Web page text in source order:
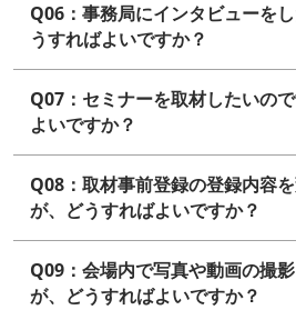
Q06：事務局にインタビューを
うすればよいですか？
Q07：セミナーを取材したいの
よいですか？
Q08：取材事前登録の登録内容
が、どうすればよいですか？
Q09：会場内で写真や動画の撮
が、どうすればよいですか？